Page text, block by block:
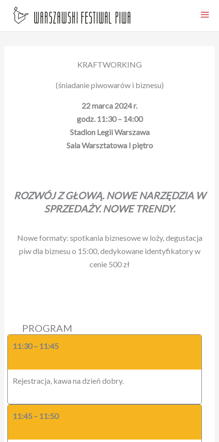
treści
KRAFTWORKING
(śniadanie piwowarów i biznesu)
22 marca 2024 r.
godz. 11:30 – 14:00
Stadion Legii Warszawa
Sala Warsztatowa I piętro
ROZWÓJ Z GŁOWĄ. NOWE NARZĘDZIA W
SPRZEDAŻY. NOWE TRENDY.
Nowe formaty: spotkania biznesowe w loży, degustacja
piw dla biznesu o 15:00, dedykowane identyfikatory w
cenie 500 zł
PROGRAM
11:30 – 11:45
Rejestracja, kawa na dzień dobry.
11:45 – 11:50